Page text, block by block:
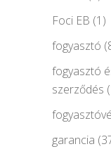
Foci EB (1)
fogyasztó
fogyasztó
szerződés
garancia